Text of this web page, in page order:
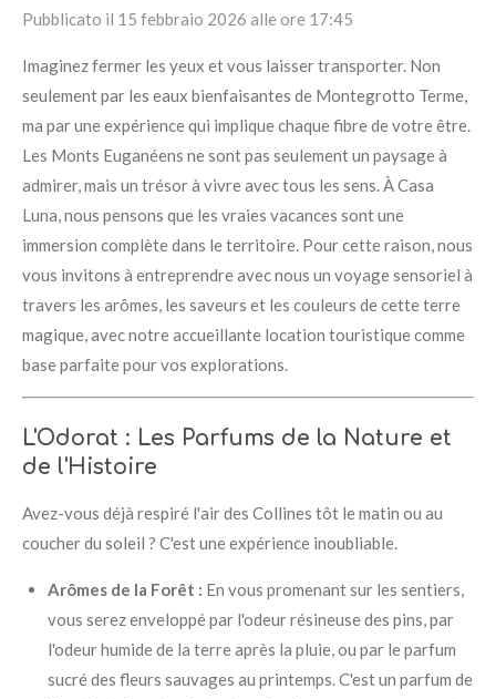
Pubblicato il 15 febbraio 2026 alle ore 17:45
Imaginez fermer les yeux et vous laisser transporter. Non
seulement par les eaux bienfaisantes de Montegrotto Terme,
ma par une expérience qui implique chaque fibre de votre être.
Les Monts Euganéens ne sont pas seulement un paysage à
admirer, mais un trésor à vivre avec tous les sens. À Casa
Luna, nous pensons que les vraies vacances sont une
immersion complète dans le territoire. Pour cette raison, nous
vous invitons à entreprendre avec nous un voyage sensoriel à
travers les arômes, les saveurs et les couleurs de cette terre
magique, avec notre accueillante location touristique comme
base parfaite pour vos explorations.
L'Odorat : Les Parfums de la Nature et
de l'Histoire
Avez-vous déjà respiré l'air des Collines tôt le matin ou au
coucher du soleil ? C'est une expérience inoubliable.
Arômes de la Forêt : En vous promenant sur les sentiers,
vous serez enveloppé par l'odeur résineuse des pins, par
l'odeur humide de la terre après la pluie, ou par le parfum
sucré des fleurs sauvages au printemps. C'est un parfum de